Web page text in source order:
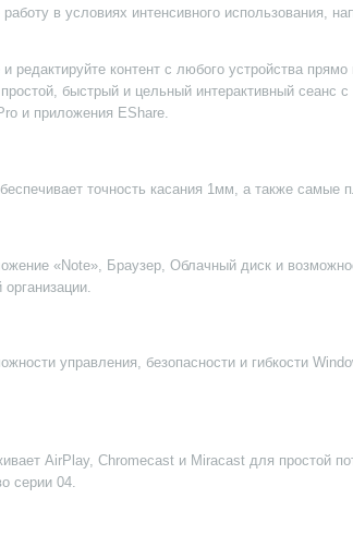
в условиях интенсивного использования,
редактируйте контент с любого устройства
быстрый и цельный интерактивный сеанс
и приложения EShare.
точность касания 1мм, а также самые
«Note», Браузер, Облачный диск и
управления, безопасности и гибкости
AirPlay, Chromecast и Miracast для простой
серии 04.